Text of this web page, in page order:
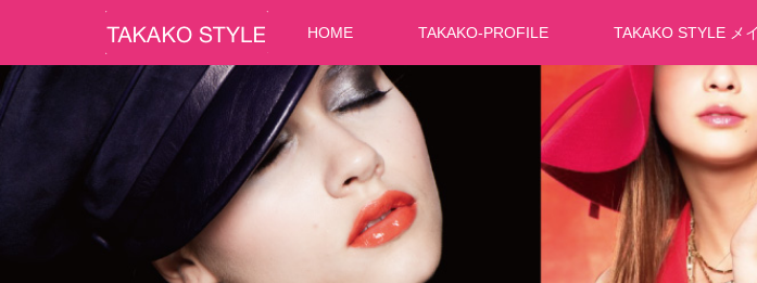
HOME TAKAKO-PROFILE TAKAKO STYLE メ